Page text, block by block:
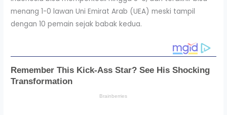
menang 1-0 lawan Uni Emirat Arab (UEA) meski tampil
dengan 10 pemain sejak babak kedua.